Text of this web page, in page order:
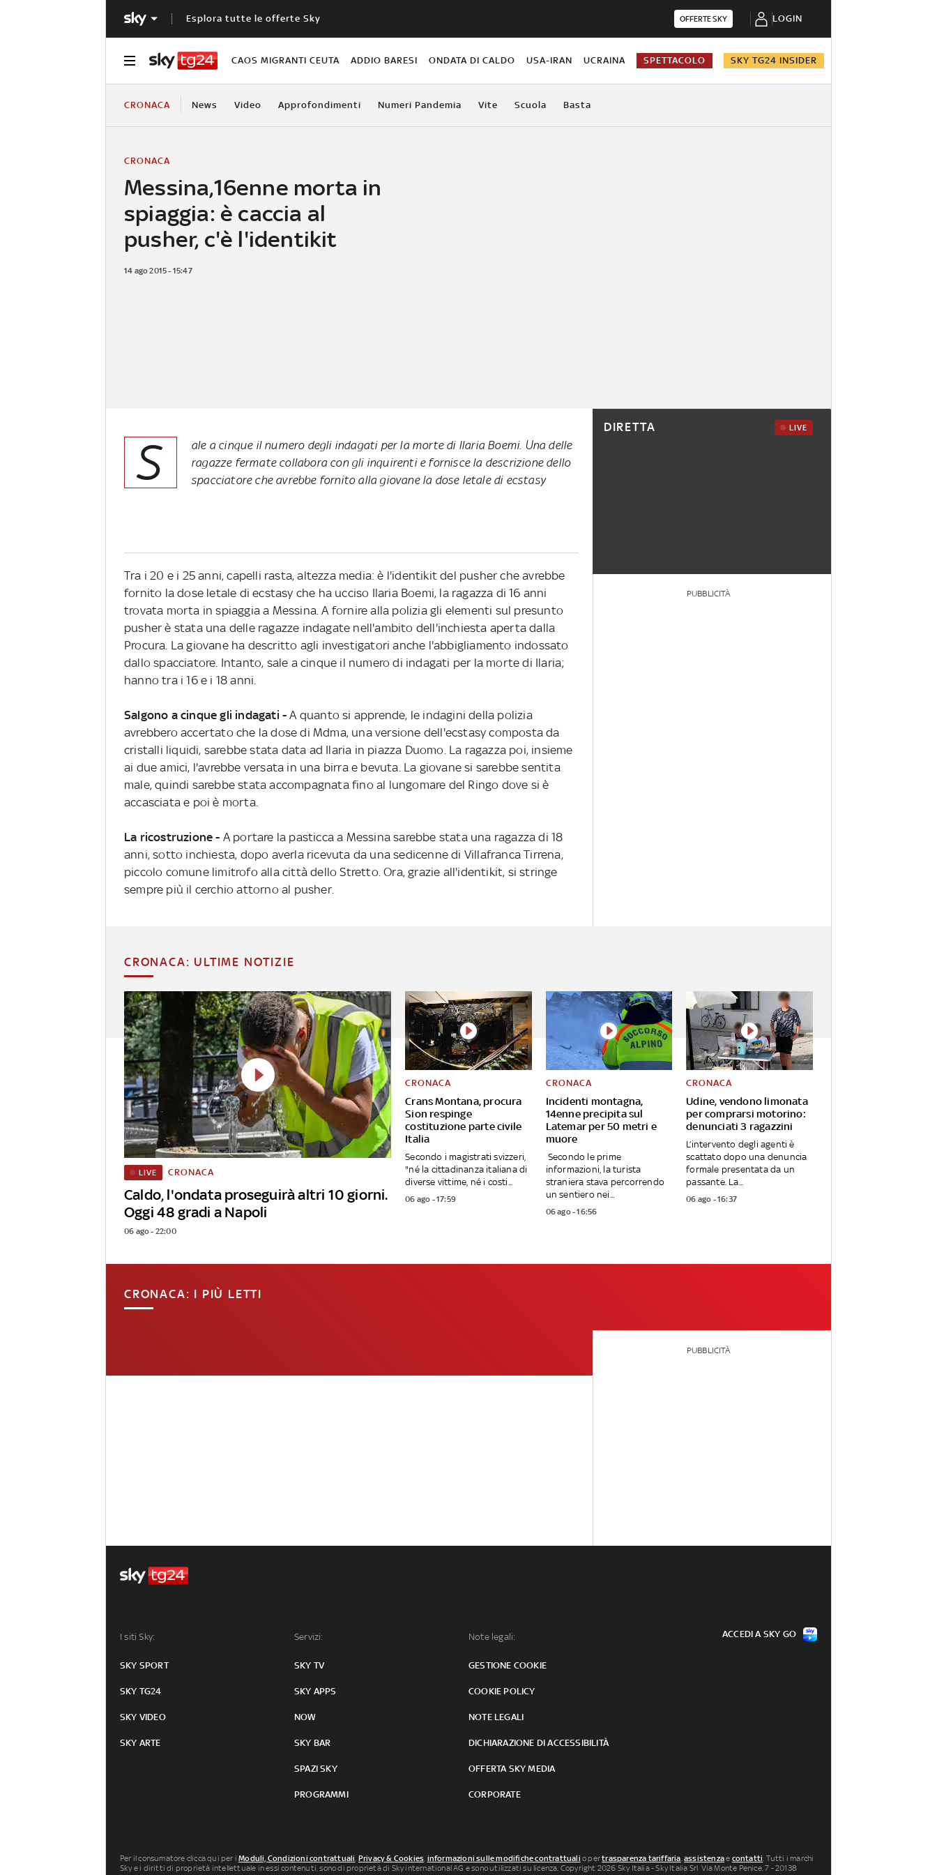
Esplora tutte le offerte Sky OFFERTE SKY LOGIN
CAOS MIGRANTI CEUTA ADDIO BARESI ONDATA DI CALDO USA-IRAN UCRAINA SPETTACOLO SKY TG24 INSIDER
CRONACA News Video Approfondimenti Numeri Pandemia Vite Scuola Basta
Messina,16enne morta in
spiaggia: è caccia al
pusher, c'è l'identikit
CRONACA
14 ago 2015 - 15:47
S
ale a cinque il numero degli indagati per la morte di Ilaria Boemi. Una delle
ragazze fermate collabora con gli inquirenti e fornisce la descrizione dello
spacciatore che avrebbe fornito alla giovane la dose letale di ecstasy
Tra i 20 e i 25 anni, capelli rasta, altezza media: è l'identikit del pusher che avrebbe
fornito la dose letale di ecstasy che ha ucciso Ilaria Boemi, la ragazza di 16 anni
trovata morta in spiaggia a Messina. A fornire alla polizia gli elementi sul presunto
pusher è stata una delle ragazze indagate nell'ambito dell'inchiesta aperta dalla
Procura. La giovane ha descritto agli investigatori anche l'abbigliamento indossato
dallo spacciatore. Intanto, sale a cinque il numero di indagati per la morte di Ilaria;
hanno tra i 16 e i 18 anni.
Salgono a cinque gli indagati - A quanto si apprende, le indagini della polizia
avrebbero accertato che la dose di Mdma, una versione dell'ecstasy composta da
cristalli liquidi, sarebbe stata data ad Ilaria in piazza Duomo. La ragazza poi, insieme
ai due amici, l'avrebbe versata in una birra e bevuta. La giovane si sarebbe sentita
male, quindi sarebbe stata accompagnata fino al lungomare del Ringo dove si è
accasciata e poi è morta.
La ricostruzione - A portare la pasticca a Messina sarebbe stata una ragazza di 18
anni, sotto inchiesta, dopo averla ricevuta da una sedicenne di Villafranca Tirrena,
piccolo comune limitrofo alla città dello Stretto. Ora, grazie all'identikit, si stringe
sempre più il cerchio attorno al pusher.
DIRETTA LIVE
PUBBLICITÀ
CRONACA: ULTIME NOTIZIE
Caldo, l'ondata proseguirà altri 10 giorni.
Oggi 48 gradi a Napoli
LIVE CRONACA
06 ago - 22:00
Crans Montana, procura
Sion respinge
costituzione parte civile
Italia
CRONACA
Secondo i magistrati svizzeri,
"né la cittadinanza italiana di
diverse vittime, né i costi...
06 ago - 17:59
Incidenti montagna,
14enne precipita sul
Latemar per 50 metri e
muore
CRONACA
Secondo le prime
informazioni, la turista
straniera stava percorrendo
un sentiero nei...
06 ago - 16:56
Udine, vendono limonata
per comprarsi motorino:
denunciati 3 ragazzini
CRONACA
L’intervento degli agenti è
scattato dopo una denuncia
formale presentata da un
passante. La...
06 ago - 16:37
CRONACA: I PIÙ LETTI
PUBBLICITÀ
I siti Sky:
SKY SPORT
SKY TG24
SKY VIDEO
SKY ARTE
Servizi:
SKY TV
SKY APPS
NOW
SKY BAR
SPAZI SKY
PROGRAMMI
Note legali:
GESTIONE COOKIE
COOKIE POLICY
NOTE LEGALI
DICHIARAZIONE DI ACCESSIBILITÀ
OFFERTA SKY MEDIA
CORPORATE
ACCEDI A SKY GO
Per il consumatore clicca qui per iModuli, Condizioni contrattuali, Privacy & Cookies, informazioni sulle modifiche contrattuali o pertrasparenza tariffaria,assistenzae contatti. Tutti i marchi
Sky e i diritti di proprietà intellettuale in essi contenuti, sono di proprietà di Sky international AG e sono utilizzati su licenza. Copyright 2026 Sky Italia - Sky Italia Srl Via Monte Penice, 7 - 20138